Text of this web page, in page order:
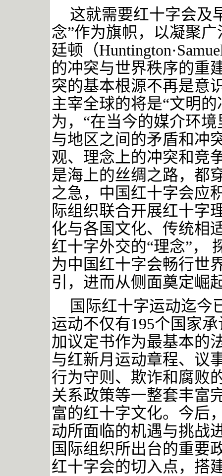
这就需要红十字会及
念”作为旗帜，以凝聚
廷顿（
的冲突与世界秩序的重
突的基本根源不再是意
主宰全球的将是“文明
为，“在当今的媒介环
与地区之间的矛盾和冲
观、理念上的冲突和竞
是海上的丝绸之路，都
之急，中国红十字会应
际组织联合开展红十字
化与各国文化、传统相
红十字外交的“理念”，
为中国红十字会畅行世
引，进而从侧面奠定崛
国际红十字运动迄今
运动不仅有195个国家
加议定书作为最基本的
与红新月运动章程、议
行为守则、欺诈和腐败
关系政策等一整套丰富
富的红十字文化。今后
动所面临的机遇与挑战
国际组织所出台的重要
红十字会的切入点，搭